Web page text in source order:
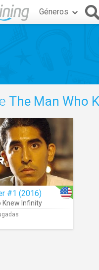
Géneros
The Man Who
#1 (2016)
Knew Infinity